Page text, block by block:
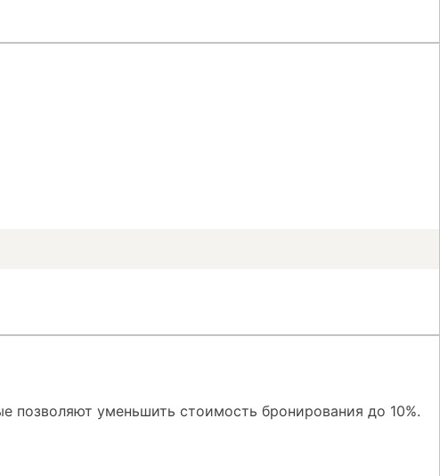
позволяют уменьшить стоимость бронирования до 10%.